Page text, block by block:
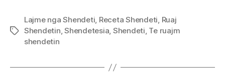
Tags
Lajme nga Shendeti, Receta Shendeti, Ruaj
Shendetin,Shendetesia, Shendeti, Te ruajm
shendetin